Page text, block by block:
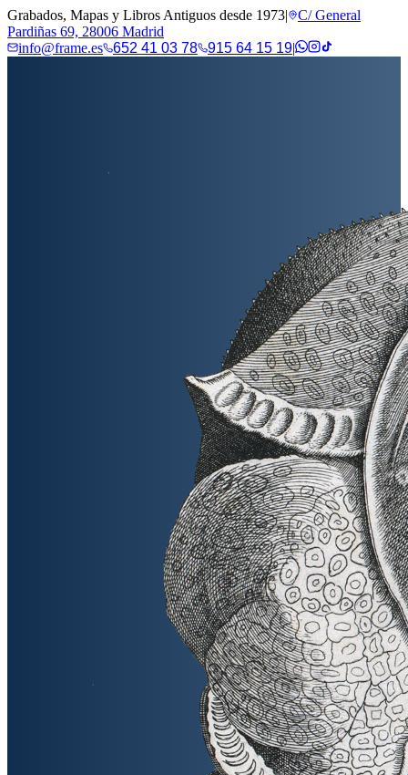
Grabados, Mapas y Libros Antiguos desde 1973|
C/ General
Pardiñas 69, 28006 Madrid
info@frame.es
652 41 03 78 915 64 15 19|